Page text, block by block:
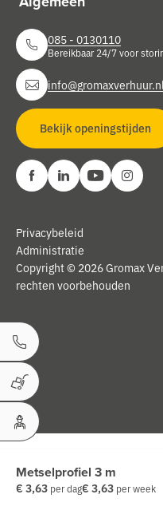
Bel ons
Winkelwagen
Uw Account
Metselprofiel 3 m
€ 3,63 per dag€ 3,63 per week
085 - 0130110
Bereikbaar 24/7 voor
Bekijk openingstijden
Copyright © 2026 Gromax
rechten voorbehouden
Privacybeleid
Administratie